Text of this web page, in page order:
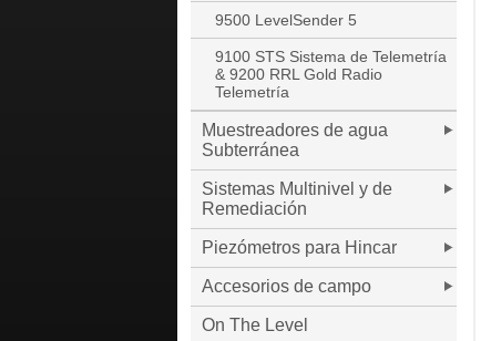
9500 LevelSender 5
9100 STS Sistema de Telemetría
& 9200 RRL Gold Radio
Telemetría
Muestreadores de agua
Subterránea
Sistemas Multinivel y de
Remediación
Piezómetros para Hincar
Accesorios de campo
On The Level